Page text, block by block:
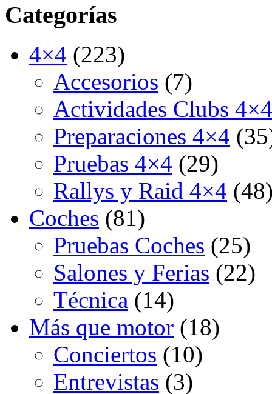
Categorías
4×4 (223)
Accesorios (7)
Actividades Clubs 4×4
Preparaciones 4×4
Pruebas 4×4 (29)
Rallys y Raid 4×4
Coches (81)
Pruebas Coches (25)
Salones y Ferias (22)
Técnica (14)
Más que motor (18)
Conciertos (10)
Entrevistas (3)